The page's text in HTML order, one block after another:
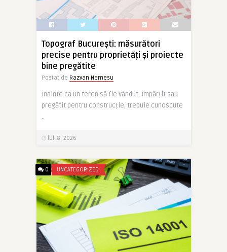
Topograf București: măsurători
precise pentru proprietăți și proiecte
bine pregătite
Postat de Razvan Nemesu
Înainte ca un teren să fie vândut, împărțit sau
pregătit pentru construcție, trebuie cunoscute
..
iul. 8, 2026
0 UNCATEGORIZED